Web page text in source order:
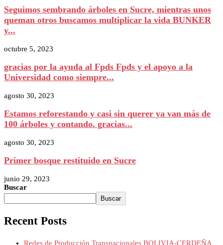
Seguimos sembrando árboles en Sucre, mientras unos
queman otros buscamos multiplicar la vida BUNKER
y...
octubre 5, 2023
gracias por la ayuda al Fpds Fpds y el apoyo a la
Universidad como siempre...
agosto 30, 2023
Estamos reforestando y casi sin querer ya van más de
100 árboles y contando. gracias...
agosto 30, 2023
Primer bosque restituido en Sucre
junio 29, 2023
Buscar
Buscar
Recent Posts
Redes de Producción Transnacionales BOLIVIA-CERDEÑA